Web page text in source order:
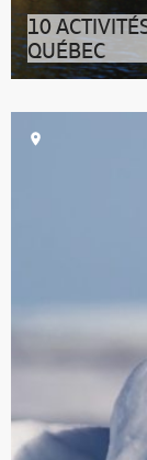
10
QUÉBEC
Envie de